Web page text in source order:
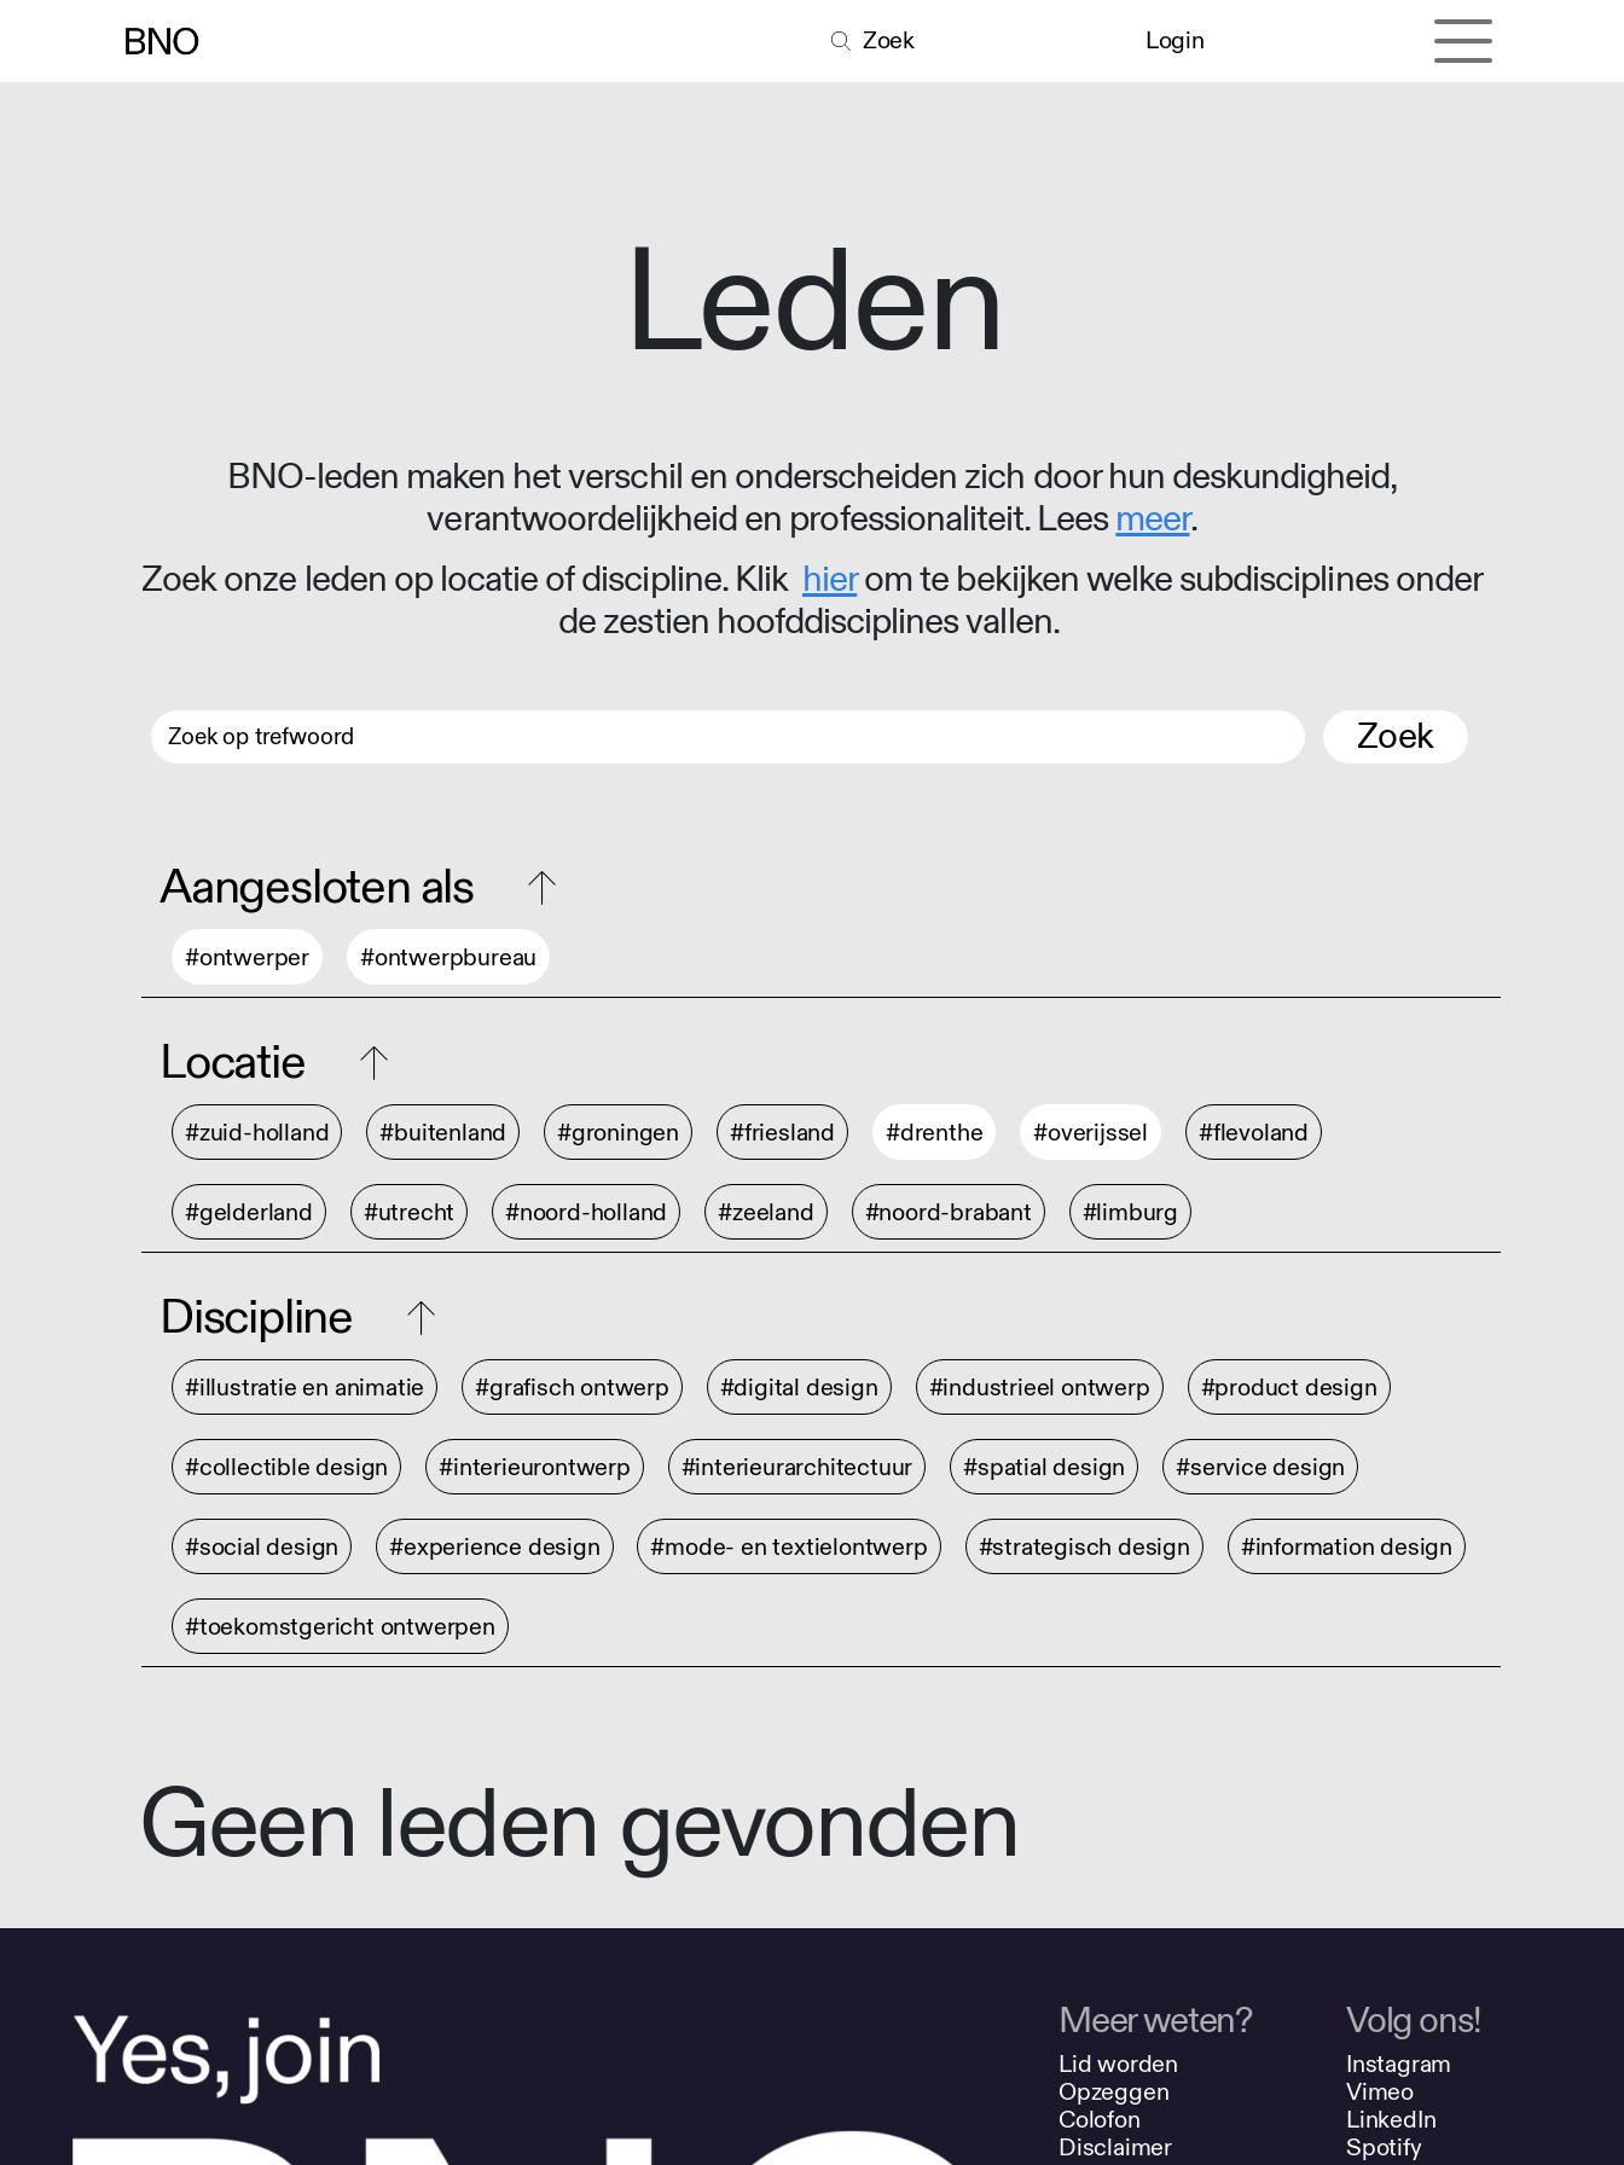
Zoek Login
Leden
BNO-leden maken het verschil en onderscheiden zich door hun deskundigheid,
verantwoordelijkheid en professionaliteit. Leesmeer.
Zoek onze leden op locatie of discipline. Klik hierom te bekijken welke subdisciplines onder
de zestien hoofddisciplines vallen.
Zoek
Aangesloten als
#ontwerper #ontwerpbureau
Locatie
#zuid-holland #buitenland #groningen #friesland #drenthe #overijssel #flevoland
#gelderland #utrecht #noord-holland #zeeland #noord-brabant #limburg
Discipline
#illustratie en animatie #grafisch ontwerp #digital design #industrieel ontwerp #product design
#collectible design #interieurontwerp #interieurarchitectuur #spatial design #service design
#social design #experience design #mode- en textielontwerp #strategisch design #information design
#toekomstgericht ontwerpen
Geen leden gevonden
Meer weten?
Lid worden
Opzeggen
Colofon
Disclaimer
Volg ons!
Instagram
Vimeo
LinkedIn
Spotify